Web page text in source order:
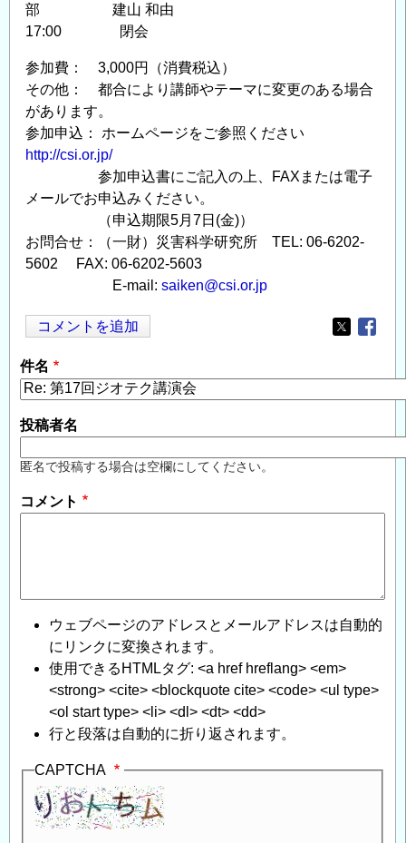
部 建山 和由
17:00 閉会
参加費： 3,000円（消費税込）
その他： 都合により講師やテーマに変更のある場合
があります。
参加申込： ホームページをご参照ください
http://csi.or.jp/
参加申込書にご記入の上、FAXまたは電子
メールでお申込みください。
（申込期限5月7日(金)）
お問合せ：（一財）災害科学研究所 TEL: 06-6202-
5602 FAX: 06-6202-5603
E-mail: saiken@csi.or.jp
コメントを追加
Opens in
件名
投稿者名
匿名で投稿する場合は空欄にしてください。
コメント
ウェブページのアドレスとメールアドレスは自動的
にリンクに変換されます。
使用できるHTMLタグ: <a href hreflang> <em>
<strong> <cite> <blockquote cite> <code> <ul type>
<ol start type> <li> <dl> <dt> <dd>
行と段落は自動的に折り返されます。
CAPTCHA